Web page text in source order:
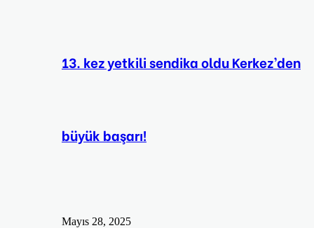
13. kez yetkili sendika oldu Kerkez’den
büyük başarı!
Mayıs 28, 2025